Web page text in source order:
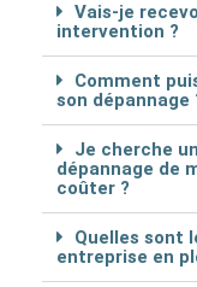
Vais-je
intervention ?
Comment
son dépannage
Je cherche
dépannage de
coûter ?
Quelles sont
entreprise en